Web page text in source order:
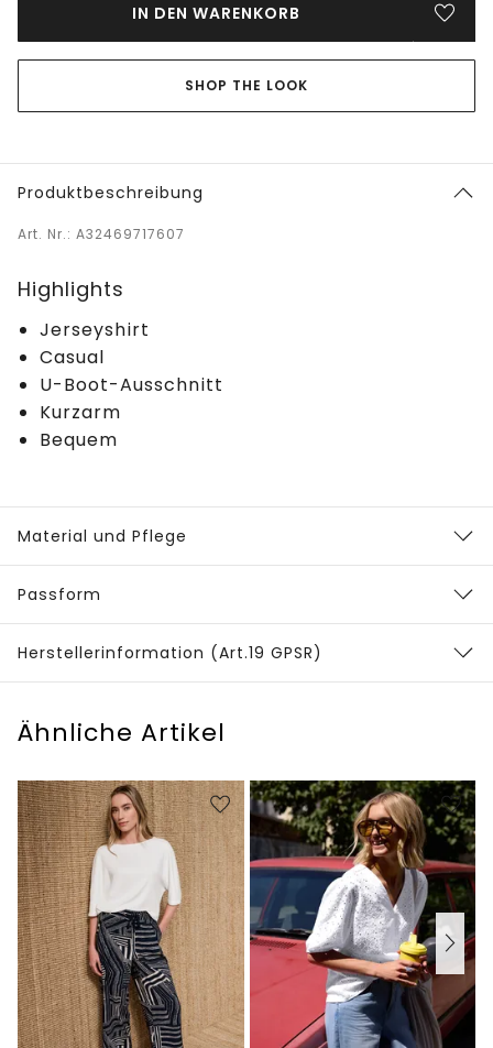
IN DEN WARENKORB
SHOP THE LOOK
Produktbeschreibung
Art. Nr.: A32469717607
Highlights
Jerseyshirt
Casual
U-Boot-Ausschnitt
Kurzarm
Bequem
Material und Pflege
Passform
Herstellerinformation (Art.19 GPSR)
Ähnliche Artikel